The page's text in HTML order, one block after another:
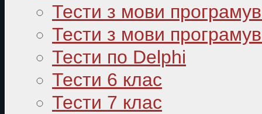
Тести з мови
Тести з мови
Тести по Delphi
Тести 6 клас
Тести 7 клас